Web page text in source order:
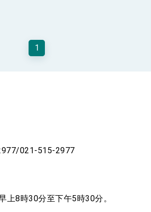
1
021-515-2977
上8時30分至下午5時30分。